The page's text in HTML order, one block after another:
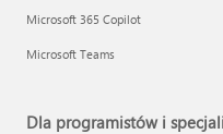
Microsoft 365 Copilot
Microsoft Teams
Dla programistów i